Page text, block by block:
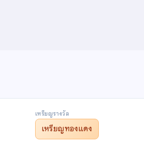
เหรียญรางวัล
เหรียญทองแดง